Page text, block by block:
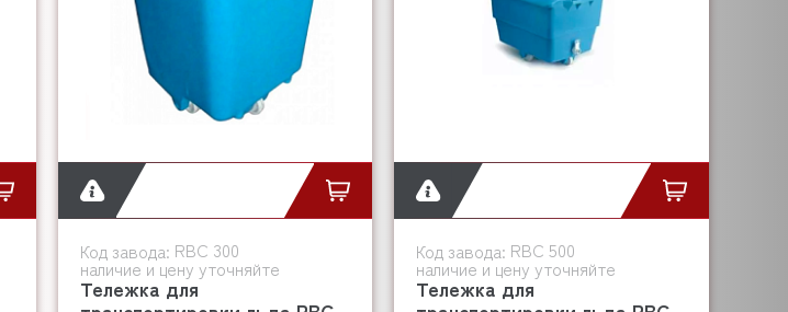
Код завода: RBC 300
наличие и цену уточняйте
Тележка для
Код завода: RBC 500
наличие и цену уточняйте
Тележка для